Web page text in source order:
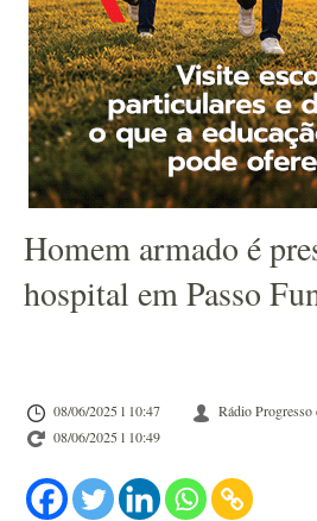
Homem armado é
hospital em Passo
08/06/2025 l 10:47
Rádio
08/06/2025 l 10:49